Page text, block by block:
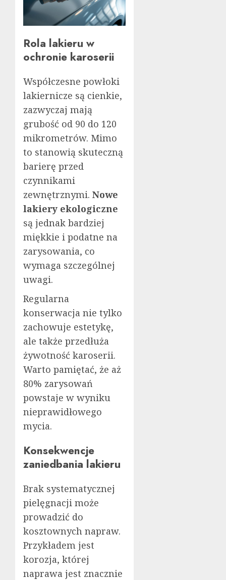
Rola lakieru w
ochronie karoserii
Współczesne powłoki
lakiernicze są cienkie,
zazwyczaj mają
grubość od 90 do 120
mikrometrów. Mimo
to stanowią skuteczną
barierę przed
czynnikami
zewnętrznymi. Nowe
lakiery ekologiczne
są jednak bardziej
miękkie i podatne na
zarysowania, co
wymaga szczególnej
uwagi.
Regularna
konserwacja nie tylko
zachowuje estetykę,
ale także przedłuża
żywotność karoserii.
Warto pamiętać, że aż
80% zarysowań
powstaje w wyniku
nieprawidłowego
mycia.
Konsekwencje
zaniedbania lakieru
Brak systematycznej
pielęgnacji może
prowadzić do
kosztownych napraw.
Przykładem jest
korozja, której
naprawa jest znacznie